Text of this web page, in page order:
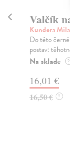
Valčík
Kundera
Do této
postav:
Na sklade ?
16,01 €
16,50 € ?